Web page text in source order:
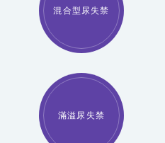
混合型尿失禁
滿溢尿失禁